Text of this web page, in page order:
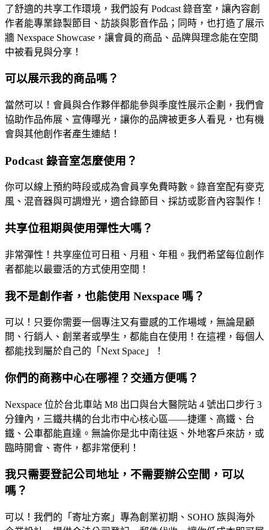
了舒適的共享工作環境，我們設有 Podcast 錄音室，讓內容創
作者能專業錄製節目、訪談與影音作品；同時，也打造了展示
牆 Nexspace Showcase，讓會員的商品、品牌與理念能在空間
中被看見與分享！
可以展示我的商品嗎？
當然可以！會員與合作夥伴都能參與季度性展示企劃，我們會
協助作品佈展、宣傳曝光，讓你的品牌被更多人看見，也有機
會與其他創作者產生連結！
Podcast 錄音室怎麼使用？
你可以線上預約時段或成為會員享免費時數。錄音室配有麥克
風、混音器與可調燈光，適合錄節目、採訪或影音內容製作！
共享位租期與使用彈性大嗎？
非常彈性！共享座位可日租、月租、年租。我們希望每位創作
者都能以最靈活的方式使用空間！
我不是創作者，也能使用 Nexspace 嗎？
可以！只要你需要一個專注又有靈感的工作場域，無論是顧
問、行銷人、創業者或學生，都能自在使用！在這裡，每個人
都能找到屬於自己的「Next Space」！
你們的商務中心在哪裡？交通方便嗎？
Nexspace 位於台北車站 M8 出口與台大醫院站 4 號出口步行 3
分鐘內，三鐵共構的台北市中心核心區——捷運、高鐵、台
鐵、公車都能直達。無論你是北中南往返、外地客戶來訪，或
臨時開會、寄件，都非常便利！
我只需要登記公司地址，不需要辦公空間，可以
嗎？
可以！我們的「寄址方案」專為創業初期、SOHO 族與海外